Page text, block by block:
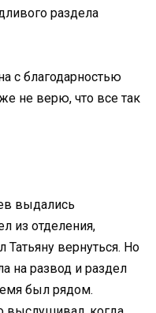
раздела
с благодарностью
не верю, что все так
выдались
из отделения,
Татьяну вернуться. Но
на развод и раздел
был рядом.